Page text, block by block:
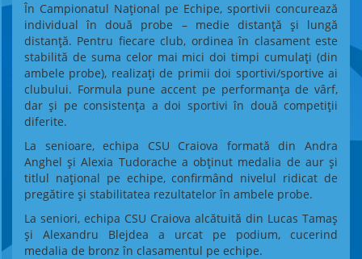
În Campionatul Național pe Echipe, sportivii concurează
individual în două probe – medie distanță și lungă
distanță. Pentru fiecare club, ordinea în clasament este
stabilită de suma celor mai mici doi timpi cumulați (din
ambele probe), realizați de primii doi sportivi/sportive ai
clubului. Formula pune accent pe performanța de vârf,
dar și pe consistența a doi sportivi în două competiții
diferite.
La senioare, echipa CSU Craiova formată din Andra
Anghel și Alexia Tudorache a obținut medalia de aur și
titlul național pe echipe, confirmând nivelul ridicat de
pregătire și stabilitatea rezultatelor în ambele probe.
La seniori, echipa CSU Craiova alcătuită din Lucas Tamaș
și Alexandru Blejdea a urcat pe podium, cucerind
medalia de bronz în clasamentul pe echipe.